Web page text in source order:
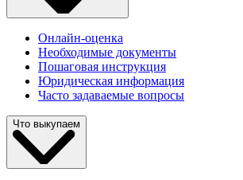
Онлайн-оценка
Необходимые документы
Пошаговая инструкция
Юридическая информация
Часто задаваемые вопросы
Что выкупаем